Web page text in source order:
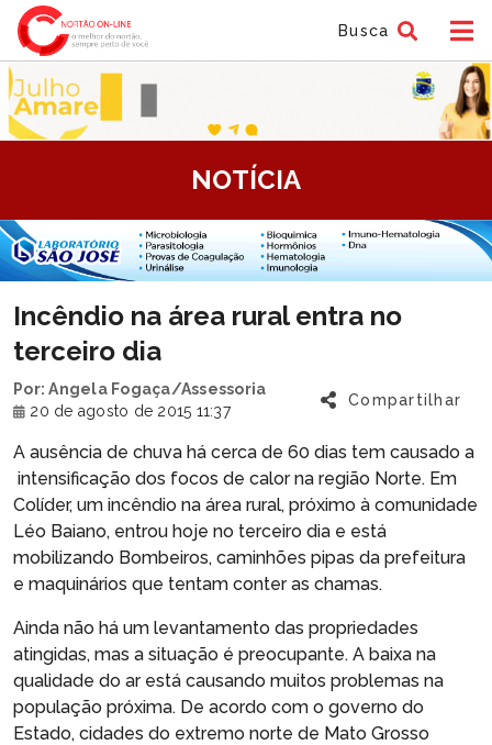
Busca
NOTÍCIA
Incêndio na área rural entra no
terceiro dia
Por: Angela Fogaça/Assessoria
20 de agosto de 2015 11:37
Compartilhar
A ausência de chuva há cerca de 60 dias tem causado a
intensificação dos focos de calor na região Norte. Em
Colíder, um incêndio na área rural, próximo à comunidade
Léo Baiano, entrou hoje no terceiro dia e está
mobilizando Bombeiros, caminhões pipas da prefeitura
e maquinários que tentam conter as chamas.
Ainda não há um levantamento das propriedades
atingidas, mas a situação é preocupante. A baixa na
qualidade do ar está causando muitos problemas na
população próxima. De acordo com o governo do
Estado, cidades do extremo norte de Mato Grosso